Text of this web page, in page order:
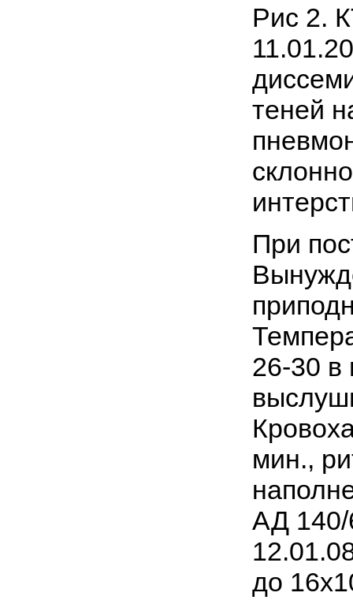
Рис 2.
теней
При
26-30 в
мин.,
АД 140/
до